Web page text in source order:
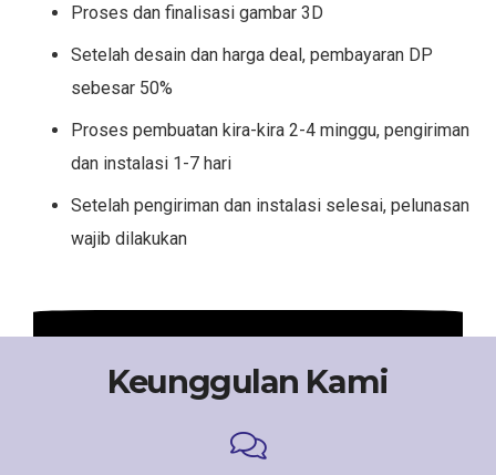
Proses dan finalisasi gambar 3D
Setelah desain dan harga deal, pembayaran DP
sebesar 50%
Proses pembuatan kira-kira 2-4 minggu, pengiriman
dan instalasi 1-7 hari
Setelah pengiriman dan instalasi selesai, pelunasan
wajib dilakukan
Keunggulan Kami